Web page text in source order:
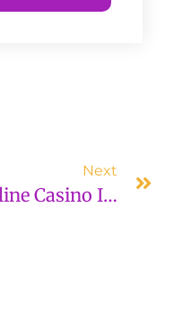
Next
Online Casino Industry: Main Characteristics And Industry Summary